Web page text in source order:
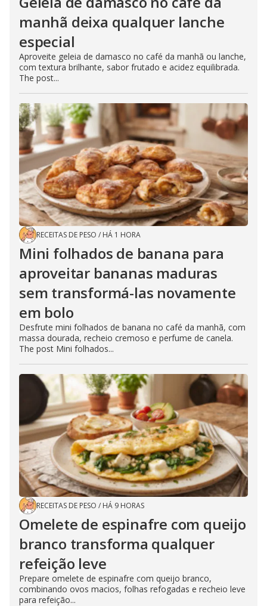
manhã deixa qualquer lanche
especial
Aproveite geleia de damasco no café da manhã ou lanche,
com textura brilhante, sabor frutado e acidez equilibrada.
The post...
RECEITAS DE PESO / HÁ 1 HORA
Mini folhados de banana para
aproveitar bananas maduras
sem transformá-las novamente
em bolo
Desfrute mini folhados de banana no café da manhã, com
massa dourada, recheio cremoso e perfume de canela.
The post Mini folhados...
RECEITAS DE PESO / HÁ 9 HORAS
Omelete de espinafre com queijo
branco transforma qualquer
refeição leve
Prepare omelete de espinafre com queijo branco,
combinando ovos macios, folhas refogadas e recheio leve
para refeição...